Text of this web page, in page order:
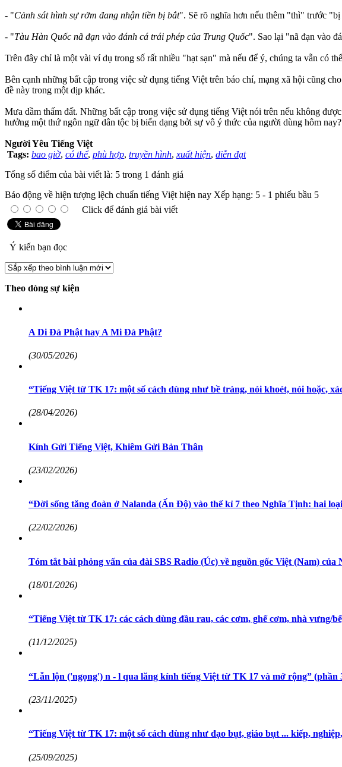
- "Cảnh sát hình sự rởm đang nhận tiền bị bắt". Sẽ rõ nghĩa hơn nếu thêm "thì" trước "bị
- "Tàu Hàn Quốc nã đạn vào đánh cá trái phép của Trung Quốc". Sao lại "nã đạn vào
Trên đây chỉ là một vài ví dụ trong số rất nhiều "hạt sạn" mà nếu để ý, chúng ta vẫn có
Bên cạnh những bất cập trong việc sử dụng tiếng Việt trên báo chí, mạng xã hội cũng
đề này trong một dịp khác.
Mưa dầm thấm đất. Những bất cập trong việc sử dụng tiếng Việt nói trên nếu không
hưởng một thứ ngôn ngữ dân tộc bị biến dạng bởi sự vô ý thức của người dùng hôm nay?
Người Yêu Tiếng Việt
Tags: bao giờ, có thể, phù hợp, truyền hình, xuất hiện, diễn đạt
Tổng số điểm của bài viết là: 5 trong 1 đánh giá
Báo động về hiện tượng lệch chuẩn tiếng Việt hiện nay Xếp hạng: 5 - 1 phiếu bầu 5
Click để đánh giá bài viết
Ý kiến bạn đọc
Theo dòng sự kiện
A Di Đà Phật hay A Mi Đà Phật?
(30/05/2026)
“Tiếng Việt từ TK 17: một số cách dùng như bề tràng, nói khoét, nói hoặc,
(28/04/2026)
Kính Gửi Tiếng Việt, Khiêm Gửi Bản Thân
(23/02/2026)
“Đời sống tăng đoàn ở Nalanda (Ấn Độ) vào thế kỉ 7 theo Nghĩa Tịnh: hai
(22/02/2026)
Tóm tắt bài phỏng vấn của đài SBS Radio (Úc) về nguồn gốc Việt (Nam) của
(18/01/2026)
“Tiếng Việt từ TK 17: các cách dùng đầu rau, các cơm, ghế cơm, nhà vưng/
(11/12/2025)
“Lẫn lộn ('ngọng') n - l qua lăng kính tiếng Việt từ TK 17 và mở rộng” (phần
(23/11/2025)
“Tiếng Việt từ TK 17: một số cách dùng như đạo bụt, giáo bụt ... kiếp,
(25/09/2025)